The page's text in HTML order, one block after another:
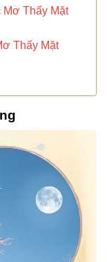
Thấy Mặt
Thấy Mặt